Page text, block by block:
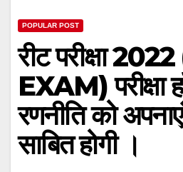
POPULAR POST
रीट परीक्षा
EXAM) परीक्षा
रणनीति को
साबित होगी ।